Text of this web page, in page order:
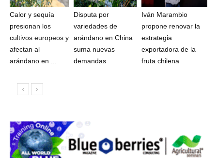
Calor y sequía
presionan los
cultivos europeos y
afectan al
arándano en ...
Disputa por
variedades de
arándano en China
suma nuevas
demandas
Iván Marambio
propone renovar la
estrategia
exportadora de la
fruta chilena